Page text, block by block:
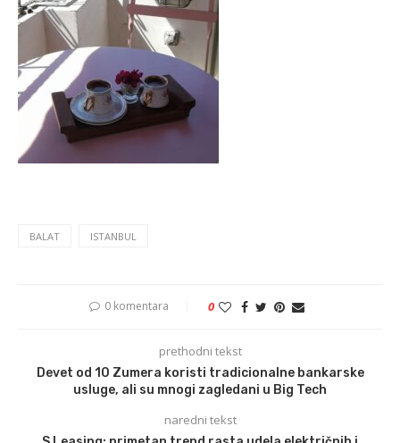
BALAT ISTANBUL
0 komentara 0
prethodni tekst
Devet od 10 Zumera koristi tradicionalne bankarske
usluge, ali su mnogi zagledani u Big Tech
naredni tekst